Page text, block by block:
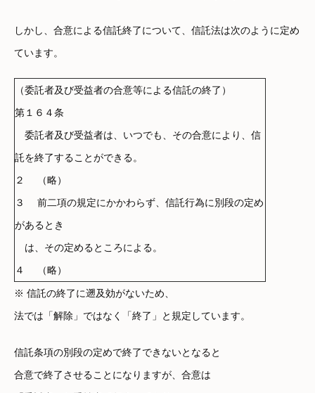
しかし、合意による信託終了について、信託法は次のように定め
ています。
（委託者及び受益者の合意等による信託の終了）
第１６４条
委託者及び受益者は、いつでも、その合意により、信
託を終了することができる。
２ （略）
３ 前二項の規定にかかわらず、信託行為に別段の定め
があるとき
は、その定めるところによる。
４ （略）
※ 信託の終了に遡及効がないため、
法では「解除」ではなく「終了」と規定しています。
信託条項の別段の定めで終了できないとなると
合意で終了させることになりますが、合意は